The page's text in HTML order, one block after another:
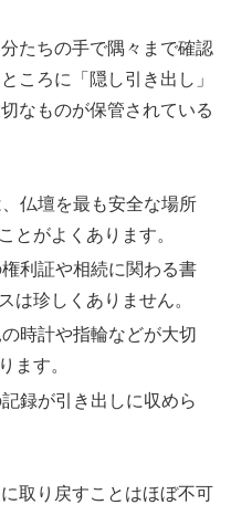
たちの手で隅々まで確認
ころに「隠し引き出し」
なものが保管されている
仏壇を最も安全な場所
とがよくあります。
利証や相続に関わる書
は珍しくありません。
時計や指輪などが大切
ます。
録が引き出しに収めら
取り戻すことはほぼ不可